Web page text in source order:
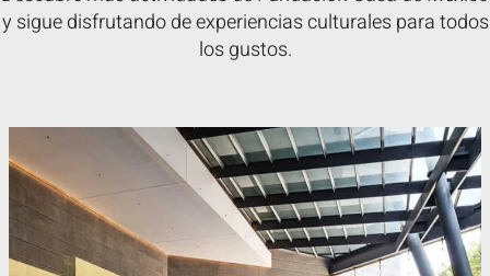
y sigue disfrutando de experiencias culturales para todos
los gustos.